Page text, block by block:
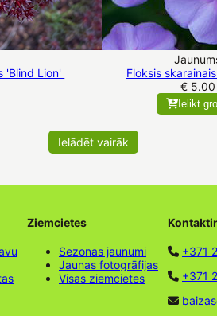
'Blind Lion'
Floksis
€ 5.00
Ielikt
Ielādēt vairāk
Ziemcietes
Sezonas jaunumi
Jaunas fotogrāfijas
Visas ziemcietes
+371
+371